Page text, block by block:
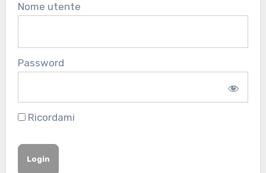
Nome utente
Password
Ricordami